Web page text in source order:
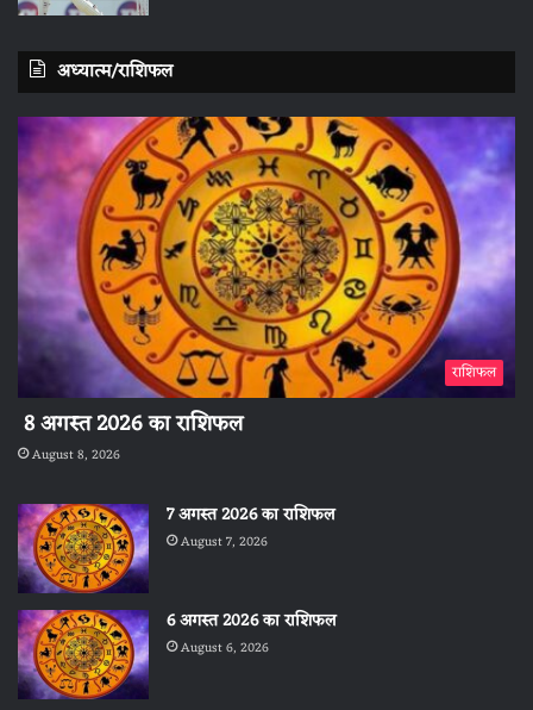
अध्यात्म/राशिफल
राशिफल
8 अगस्त 2026 का राशिफल
August 8, 2026
7 अगस्त 2026 का राशिफल
August 7, 2026
6 अगस्त 2026 का राशिफल
August 6, 2026